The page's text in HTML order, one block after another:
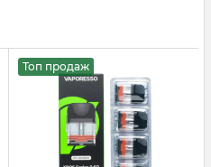
Топ продаж